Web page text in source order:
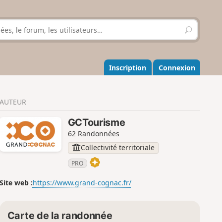
R
e
h
e
r
r
Inscription Connexion
AUTEUR
GCTourisme
62 Randonnées
Collectivité territoriale
PRO
Site web :https://www.grand-cognac.fr/
Carte de la randonnée